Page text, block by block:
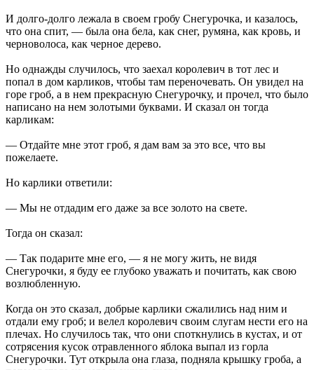
И долго-долго лежала в своем гробу Снегурочка, и казалось,
что она спит, — была она бела, как снег, румяна, как кровь, и
черноволоса, как черное дерево.
Но однажды случилось, что заехал королевич в тот лес и
попал в дом карликов, чтобы там переночевать. Он увидел на
горе гроб, а в нем прекрасную Снегурочку, и прочел, что было
написано на нем золотыми буквами. И сказал он тогда
карликам:
— Отдайте мне этот гроб, я дам вам за это все, что вы
пожелаете.
Но карлики ответили:
— Мы не отдадим его даже за все золото на свете.
Тогда он сказал:
— Так подарите мне его, — я не могу жить, не видя
Снегурочки, я буду ее глубоко уважать и почитать, как свою
возлюбленную.
Когда он это сказал, добрые карлики сжалились над ним и
отдали ему гроб; и велел королевич своим слугам нести его на
плечах. Но случилось так, что они споткнулись в кустах, и от
сотрясения кусок отравленного яблока выпал из горла
Снегурочки. Тут открыла она глаза, подняла крышку гроба, а